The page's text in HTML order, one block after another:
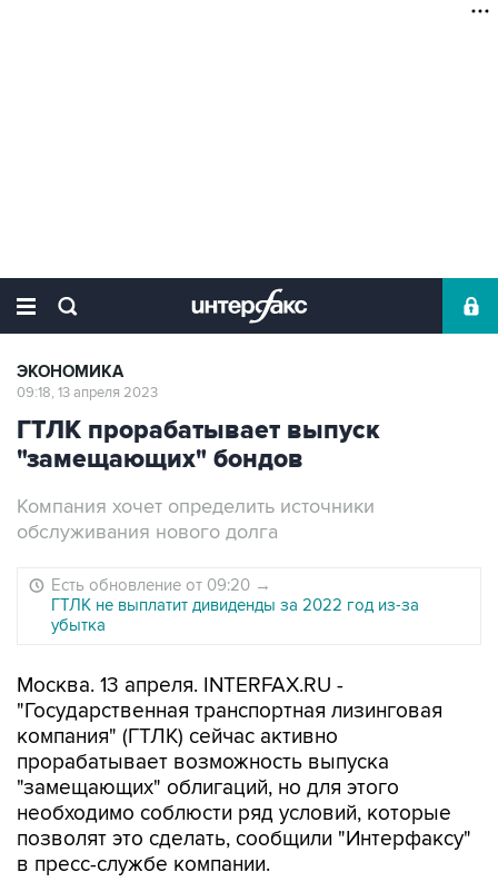
ЭКОНОМИКА
09:18, 13 апреля 2023
ГТЛК прорабатывает выпуск
"замещающих" бондов
Компания хочет определить источники
обслуживания нового долга
Есть обновление от 09:20 →
ГТЛК не выплатит дивиденды за 2022 год из-за
убытка
Москва. 13 апреля. INTERFAX.RU -
"Государственная транспортная лизинговая
компания" (ГТЛК) сейчас активно
прорабатывает возможность выпуска
"замещающих" облигаций, но для этого
необходимо соблюсти ряд условий, которые
позволят это сделать, сообщили "Интерфаксу"
в пресс-службе компании.